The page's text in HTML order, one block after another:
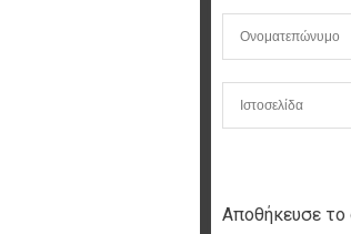
Αποθήκευσε το